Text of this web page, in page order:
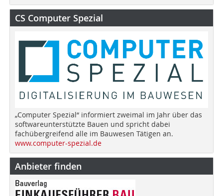
CS Computer Spezial
„Computer Spezial“ informiert zweimal im Jahr über das
softwareunterstützte Bauen und spricht dabei
fachübergreifend alle im Bauwesen Tätigen an.
www.computer-spezial.de
Anbieter finden